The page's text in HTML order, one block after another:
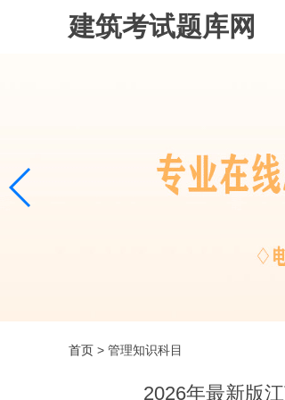
建筑考试题库网
首页 > 管理知识科目
2026年最新版